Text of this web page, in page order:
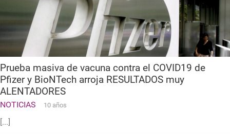
Prueba masiva de vacuna contra el COVID19 de
Pfizer y BioNTech arroja RESULTADOS muy
ALENTADORES
NOTICIAS 10 años
[...]